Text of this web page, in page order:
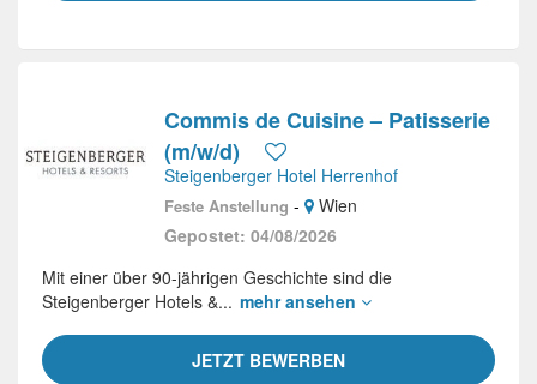
Commis de Cuisine – Patisserie
(m/w/d)
Steigenberger Hotel Herrenhof
Feste Anstellung -
Wien
Gepostet: 04/08/2026
JETZT BEWERBEN
Mit einer über 90-jährigen Geschichte sind die
Steigenberger Hotels &... mehr ansehen